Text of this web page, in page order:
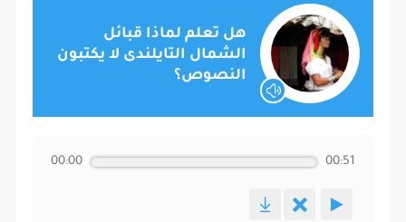
هل تعلم لماذا قبائل
الشمال التايلندى لا يكتبون
النصوص؟
00:00 00:51